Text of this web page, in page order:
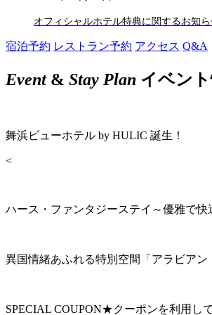
オフィシャルホテル特典に関するお知
宿泊予約 レストラン予約 アクセス Q&A
Event& Stay Plan イベン
舞浜ビューホテル by HULIC 誕生！
<
ハース・ファンタジーステイ～優雅で快
異国情緒あふれる特別空間「アラビア
SPECIAL COUPON★クーポンを利用し